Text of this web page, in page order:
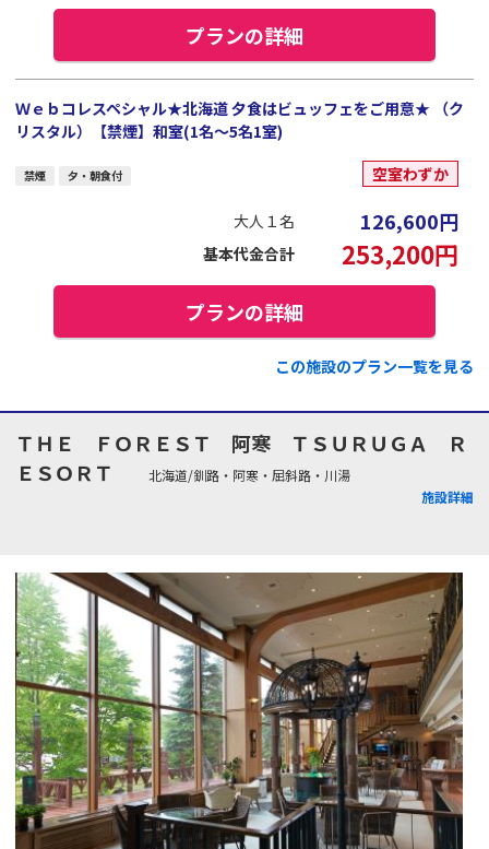
プランの詳細
Ｗｅｂコレスペシャル★北海道 夕食はビュッフェをご用意★ （ク
リスタル）【禁煙】和室(1名～5名1室)
禁煙 夕・朝食付 空室わずか
大人１名 126,600円
基本代金合計 253,200円
プランの詳細
この施設のプラン一覧を見る
ＴＨＥ ＦＯＲＥＳＴ 阿寒 ＴＳＵＲＵＧＡ Ｒ
ＥＳＯＲＴ
北海道/釧路・阿寒・屈斜路・川湯
施設詳細